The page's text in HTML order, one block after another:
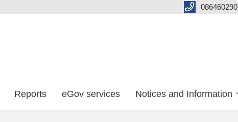
086460290
Reports eGov services Notices and Information